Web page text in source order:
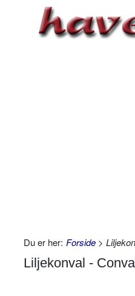
Du er her: Forside >
Liljekonval -